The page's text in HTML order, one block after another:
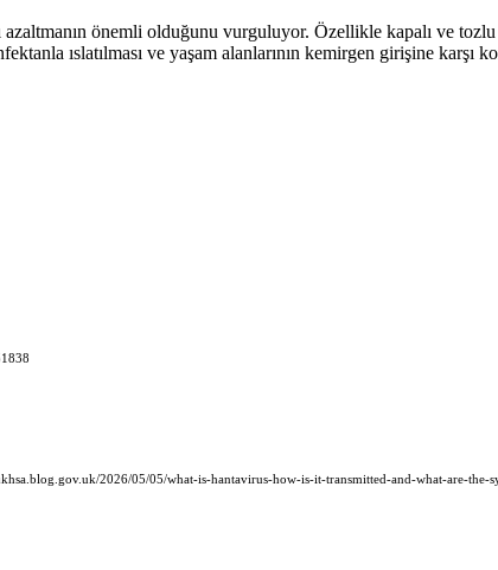
önemli olduğunu vurguluyor. Özellikle kapalı ve tozlu
ıslatılması ve yaşam alanlarının kemirgen girişine karşı
2026/05/05/what-is-hantavirus-how-is-it-transmitted-and-what-are-the-